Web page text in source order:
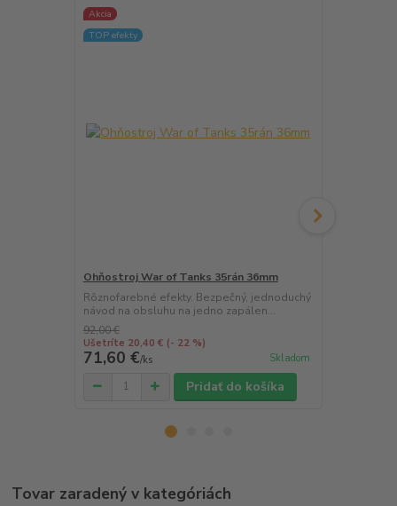
Akcia
TOP efekty
Ohňostroj War of Tanks 35rán 36mm
Rôznofarebné efekty. Bezpečný, jednoduchý
návod na obsluhu na jedno zapálen...
92,00 €
Ušetríte 20,40 € (- 22 %)
71,60 €/ks Skladom
Pridať do košíka
Tovar zaradený v kategóriách